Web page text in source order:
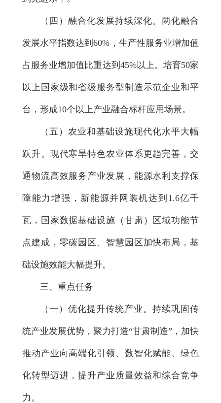
（四）融合化发展持续深化。 两化融合
发展水平指数达到60%，生产性服务业增加值
占服务业增加值比重达到45%以上。培育50家
以上国家级和省级服务型制造示范企业和平
台，形成10个以上产业融合标杆应用场景。
（五）农业和基础设施现代化水平大幅
跃升。 现代寒旱特色农业体系更趋完善，交
通物流高效服务产业发展，能源水利支撑保
障能力增强，新能源并网装机达到1.6亿千
瓦，国家数据基础设施（甘肃）区域功能节
点建成，零碳园区、智慧园区加快布局，基
础设施效能大幅提升。
三、重点任务
（一）优化提升传统产业。 持续巩固传
统产业发展优势，聚力打造“甘肃制造”，加快
推动产业向高端化引领、数智化赋能、绿色
化转型迈进，提升产业质量效益和综合竞争
力。